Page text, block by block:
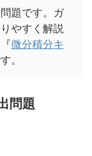
題です。ガ
やすく解説
微分積分キ
。
問題